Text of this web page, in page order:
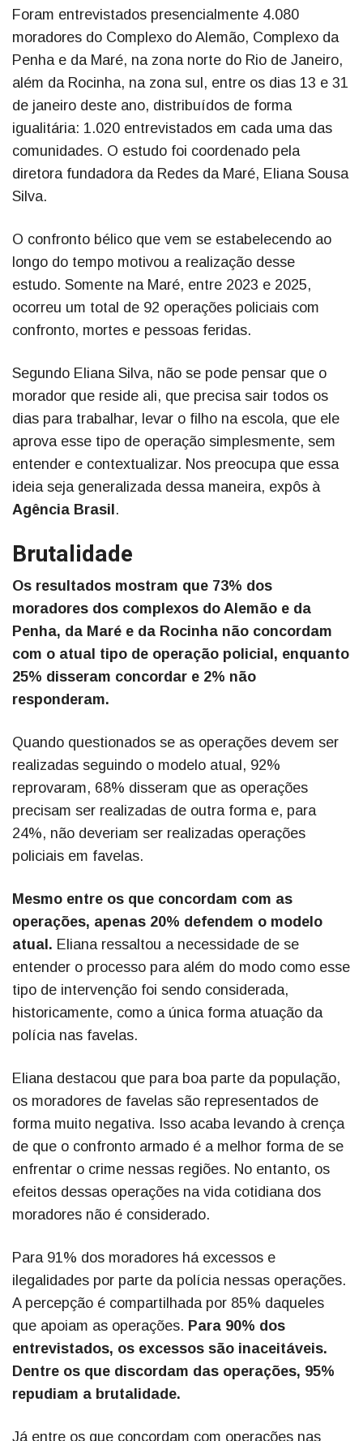
Foram entrevistados presencialmente 4.080
moradores do Complexo do Alemão, Complexo da
Penha e da Maré, na zona norte do Rio de Janeiro,
além da Rocinha, na zona sul, entre os dias 13 e 31
de janeiro deste ano, distribuídos de forma
igualitária: 1.020 entrevistados em cada uma das
comunidades. O estudo foi coordenado pela
diretora fundadora da Redes da Maré, Eliana Sousa
Silva.
O confronto bélico que vem se estabelecendo ao
longo do tempo motivou a realização desse
estudo. Somente na Maré, entre 2023 e 2025,
ocorreu um total de 92 operações policiais com
confronto, mortes e pessoas feridas.
Segundo Eliana Silva, não se pode pensar que o
morador que reside ali, que precisa sair todos os
dias para trabalhar, levar o filho na escola, que ele
aprova esse tipo de operação simplesmente, sem
entender e contextualizar. Nos preocupa que essa
ideia seja generalizada dessa maneira, expôs à
Agência Brasil .
Brutalidade
Os resultados mostram que 73% dos
moradores dos complexos do Alemão e da
Penha, da Maré e da Rocinha não concordam
com o atual tipo de operação policial, enquanto
25% disseram concordar e 2% não
responderam.
Quando questionados se as operações devem ser
realizadas seguindo o modelo atual, 92%
reprovaram, 68% disseram que as operações
precisam ser realizadas de outra forma e, para
24%, não deveriam ser realizadas operações
policiais em favelas.
Mesmo entre os que concordam com as
operações, apenas 20% defendem o modelo
atual. Eliana ressaltou a necessidade de se
entender o processo para além do modo como esse
tipo de intervenção foi sendo considerada,
historicamente, como a única forma atuação da
polícia nas favelas.
Eliana destacou que para boa parte da população,
os moradores de favelas são representados de
forma muito negativa. Isso acaba levando à crença
de que o confronto armado é a melhor forma de se
enfrentar o crime nessas regiões. No entanto, os
efeitos dessas operações na vida cotidiana dos
moradores não é considerado.
Para 91% dos moradores há excessos e
ilegalidades por parte da polícia nessas operações.
A percepção é compartilhada por 85% daqueles
que apoiam as operações. Para 90% dos
entrevistados, os excessos são inaceitáveis.
Dentre os que discordam das operações, 95%
repudiam a brutalidade.
Já entre os que concordam com operações nas